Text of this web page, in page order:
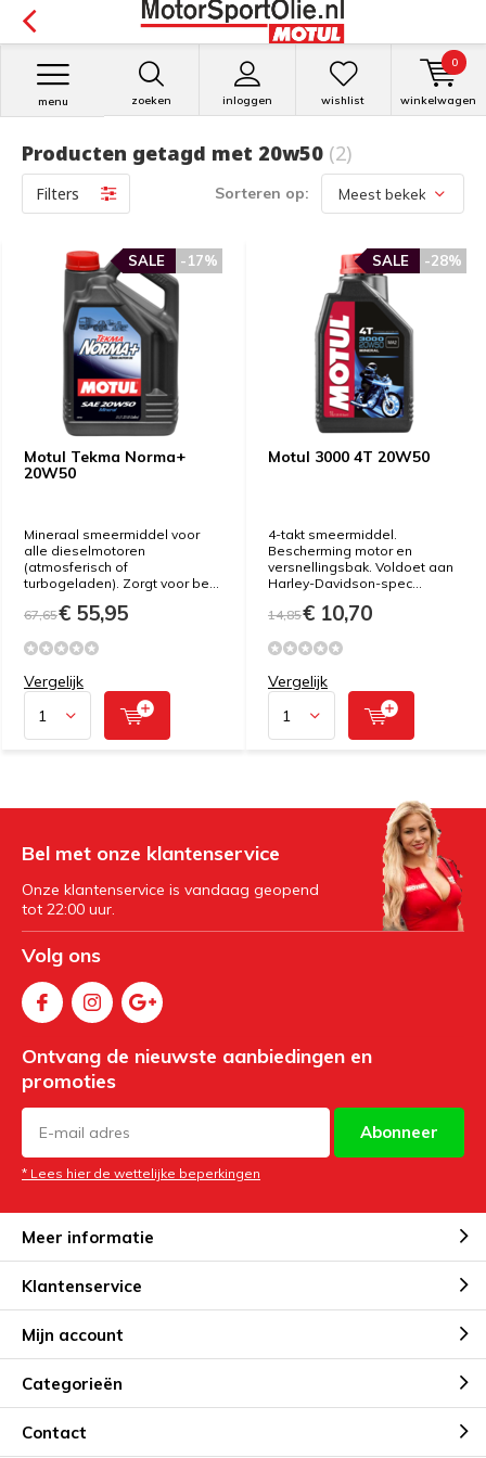
zoeken inloggen
menu wishlist winkelwagen
0
Producten getagd met 20w50 (2)
Filters Sorteren op:
Motul Tekma Norma+
20W50
-17%
SALE
Mineraal smeermiddel voor
alle dieselmotoren
(atmosferisch of
turbogeladen). Zorgt voor be...
67,65€ 55,95
Vergelijk
Motul 3000 4T 20W50
-28%
SALE
4-takt smeermiddel.
Bescherming motor en
versnellingsbak. Voldoet aan
Harley-Davidson-spec...
14,85€ 10,70
Vergelijk
Bel met onze klantenservice
Onze klantenservice is vandaag geopend
tot 22:00 uur.
Volg ons
Ontvang de nieuwste aanbiedingen en
promoties
Abonneer
* Lees hier de wettelijke beperkingen
Meer informatie
Klantenservice
Mijn account
Categorieën
Contact